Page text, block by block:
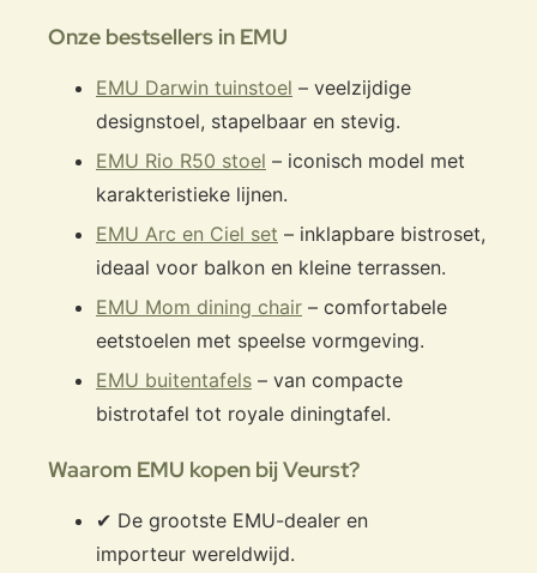
Onze bestsellers in EMU
EMU Darwin tuinstoel – veelzijdige
designstoel, stapelbaar en stevig.
EMU Rio R50 stoel – iconisch model met
karakteristieke lijnen.
EMU Arc en Ciel set – inklapbare bistroset,
ideaal voor balkon en kleine terrassen.
EMU Mom dining chair – comfortabele
eetstoelen met speelse vormgeving.
EMU buitentafels – van compacte
bistrotafel tot royale diningtafel.
Waarom EMU kopen bij Veurst?
✔ De grootste EMU-dealer en
importeur wereldwijd.